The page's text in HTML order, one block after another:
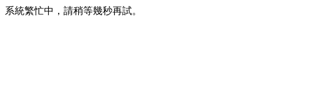
系統繁忙中，請稍等幾秒再試。